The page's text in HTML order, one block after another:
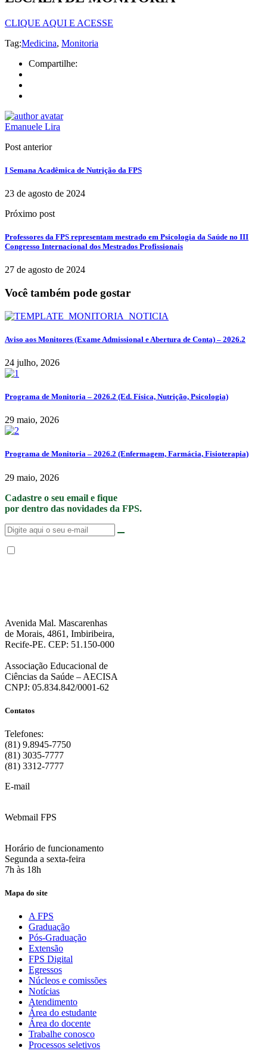
CLIQUE AQUI E ACESSE
Tag:Medicina, Monitoria
Compartilhe:
Emanuele Lira
Post anterior
I Semana Acadêmica de Nutrição da FPS
23 de agosto de 2024
Próximo post
Professores da FPS representam mestrado em Psicologia da Saúde no III
Congresso Internacional dos Mestrados Profissionais
27 de agosto de 2024
Você também pode gostar
Aviso aos Monitores (Exame Admissional e Abertura de Conta) – 2026.2
24 julho, 2026
Programa de Monitoria – 2026.2 (Ed. Física, Nutrição, Psicologia)
29 maio, 2026
Programa de Monitoria – 2026.2 (Enfermagem, Farmácia, Fisioterapia)
29 maio, 2026
Cadastre o seu email e fique
por dentro das novidades da FPS.
Avenida Mal. Mascarenhas
de Morais, 4861, Imbiribeira,
Recife-PE. CEP: 51.150-000
Associação Educacional de
Ciências da Saúde – AECISA
CNPJ: 05.834.842/0001-62
Contatos
Telefones:
(81) 9.8945-7750
(81) 3035-7777
(81) 3312-7777
E-mail
Webmail FPS
Horário de funcionamento
Segunda a sexta-feira
7h às 18h
Mapa do site
A FPS
Graduação
Pós-Graduação
Extensão
FPS Digital
Egressos
Núcleos e comissões
Notícias
Atendimento
Área do estudante
Área do docente
Trabalhe conosco
Processos seletivos